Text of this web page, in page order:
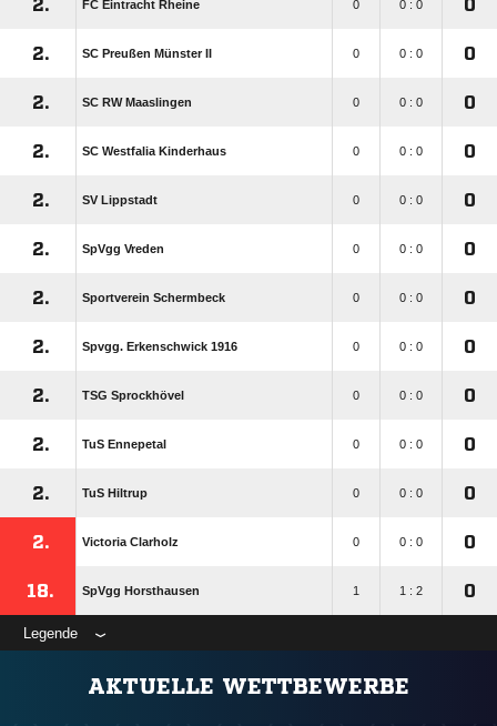
2. FC Eintracht Rheine 0 0 : 0 0
2. SC Preußen Münster II 0 0 : 0 0
2. SC RW Maaslingen 0 0 : 0 0
2. SC Westfalia Kinderhaus 0 0 : 0 0
2. SV Lippstadt 0 0 : 0 0
2. SpVgg Vreden 0 0 : 0 0
2. Sportverein Schermbeck 0 0 : 0 0
2. Spvgg. Erkenschwick 1916 0 0 : 0 0
2. TSG Sprockhövel 0 0 : 0 0
2. TuS Ennepetal 0 0 : 0 0
2. TuS Hiltrup 0 0 : 0 0
2. Victoria Clarholz 0 0 : 0 0
18. SpVgg Horsthausen 1 1 : 2 0
Legende
AKTUELLE WETTBEWERBE